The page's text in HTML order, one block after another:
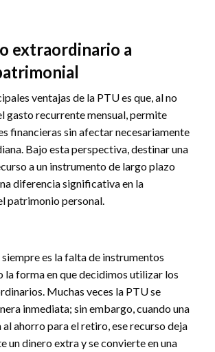
extraordinario a
ventajas de la PTU es que, al no
gasto recurrente mensual, permite
financieras sin afectar necesariamente
Bajo esta perspectiva, destinar una
a un instrumento de largo plazo
diferencia significativa en la
patrimonio personal.
siempre es la falta de instrumentos
la forma en que decidimos utilizar los
Muchas veces la PTU se
inmediata; sin embargo, cuando una
ahorro para el retiro, ese recurso deja
un dinero extra y se convierte en una